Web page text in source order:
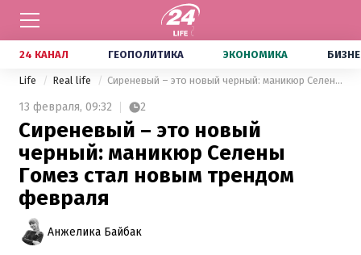
24 КАНАЛ ГЕОПОЛИТИКА ЭКОНОМИКА
Life Real life Сиреневый – это новый черный: маникюр Селены Гомез стал новым трендом февраля
13 февраля, 09:32 2
Сиреневый – это новый
черный: маникюр Селены
Гомез стал новым трендом
февраля
Анжелика Байбак